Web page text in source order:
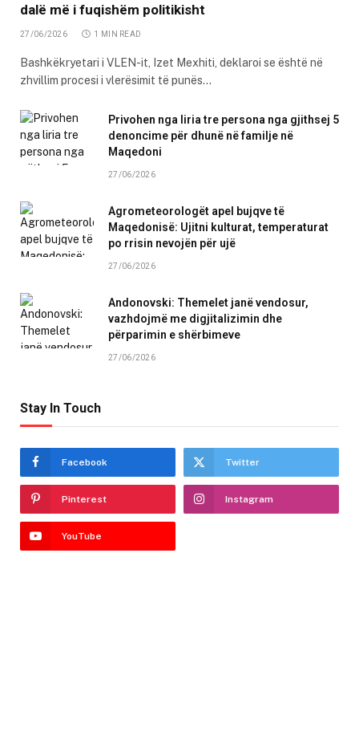
dalë më i fuqishëm politikisht
27/06/2026 1 MIN READ
Bashkëkryetari i VLEN-it, Izet Mexhiti, deklaroi se është në
zhvillim procesi i vlerësimit të punës…
Privohen nga liria tre persona nga gjithsej 5
denoncime për dhunë në familje në
Maqedoni
27/06/2026
Agrometeorologët apel bujqve të
Maqedonisë: Ujitni kulturat, temperaturat
po rrisin nevojën për ujë
27/06/2026
Andonovski: Themelet janë vendosur,
vazhdojmë me digjitalizimin dhe
përparimin e shërbimeve
27/06/2026
Stay In Touch
Facebook Twitter
Pinterest Instagram
YouTube